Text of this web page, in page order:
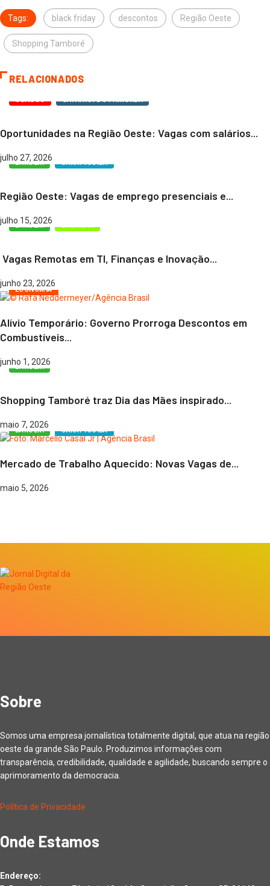
Tags: black friday descontos Região Oeste
Shopping Tamboré
RELACIONADOS
OSASCO SANTANA DO PARNAÍBA
Oportunidades na Região Oeste: Vagas com salários...
julho 27, 2026
BARUERI CARAPICUÍBA
Região Oeste: Vagas de emprego presenciais e...
julho 15, 2026
BARUERI CAJAMAR
Vagas Remotas em TI, Finanças e Inovação...
junho 23, 2026
ECONOMIA
Alívio Temporário: Governo Prorroga Descontos em
Combustíveis...
junho 1, 2026
BARUERI
Shopping Tamboré traz Dia das Mães inspirado...
maio 7, 2026
BARUERI CARAPICUÍBA
Mercado de Trabalho Aquecido: Novas Vagas de...
maio 5, 2026
Sobre
Somos uma empresa jornalística totalmente digital, que atua na região
oeste da grande São Paulo. Produzimos informações com
transparência, credibilidade, qualidade e agilidade, buscando sempre o
aprimoramento da democracia.
Política de Privacidade
Onde Estamos
Endereço: